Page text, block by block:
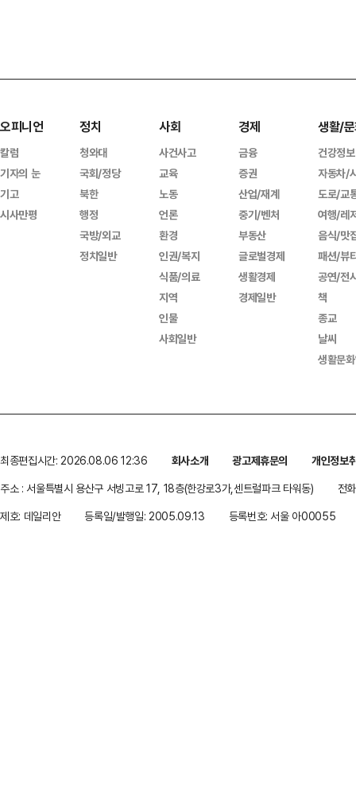
오피니언
칼럼
기자의 눈
기고
시사만평
정치
청와대
국회/정당
북한
행정
국방/외교
정치일반
사회
사건사고
교육
노동
언론
환경
인권/복지
식품/의료
지역
인물
사회일반
경제
금융
증권
산업/재계
중기/벤처
부동산
글로벌경제
생활경제
경제일반
생활/
건강정보
자동차/
도로/교
여행/레
음식/맛
패션/뷰
공연/전
책
종교
날씨
생활문
최종편집시간: 2026.08.06 12:36 회사소개 광고제휴문의
개인정보
주소 : 서울특별시 용산구 서빙고로 17, 18층(한강로3가,센트럴파크 타워동)
전
제호: 데일리안
등록일/발행일: 2005.09.13 등록번호: 서울 아00055